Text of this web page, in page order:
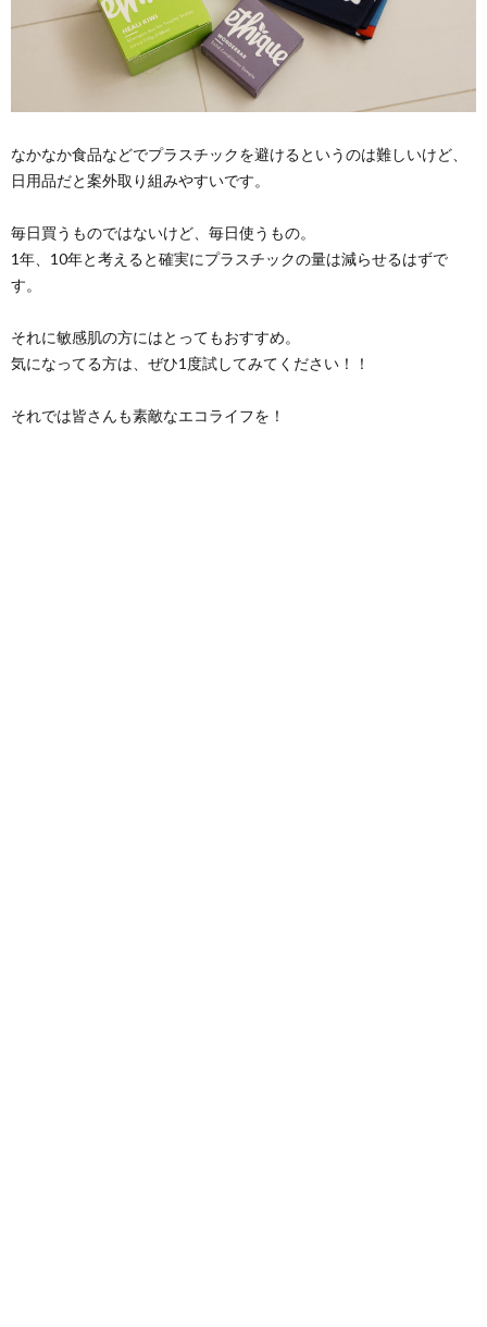
なかなか食品などでプラスチックを避けるというのは難しいけど、
日用品だと案外取り組みやすいです。
毎日買うものではないけど、毎日使うもの。
1年、10年と考えると確実にプラスチックの量は減らせるはずで
す。
それに敏感肌の方にはとってもおすすめ。
気になってる方は、ぜひ1度試してみてください！！
それでは皆さんも素敵なエコライフを！